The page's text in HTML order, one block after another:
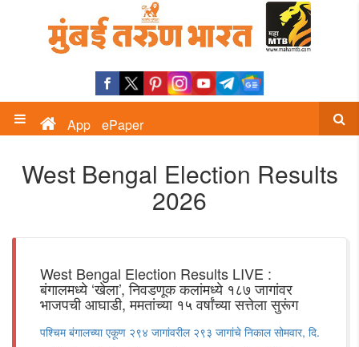
App ePaper
West Bengal Election Results
2026
West Bengal Election Results LIVE :
बंगालमध्ये ‘खेला’, निवडणूक कलांमध्ये १८७ जागांवर
भाजपची आघाडी, ममतांच्या १५ वर्षांच्या सत्तेला सुरूंग
पश्चिम बंगालच्या एकूण २९४ जागांवरील २९३ जागांचे निकाल सोमवार, दि.